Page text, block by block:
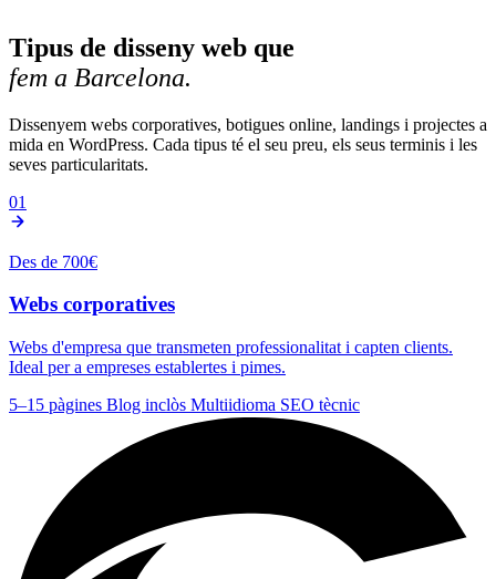
Tipus de disseny web que
fem a Barcelona.
Dissenyem webs corporatives, botigues online, landings i projectes a
mida en WordPress. Cada tipus té el seu preu, els seus terminis i les
seves particularitats.
01
Des de 700€
Webs corporatives
Webs d'empresa que transmeten professionalitat i capten clients.
Ideal per a empreses establertes i pimes.
5–15 pàgines Blog inclòs Multiidioma SEO tècnic